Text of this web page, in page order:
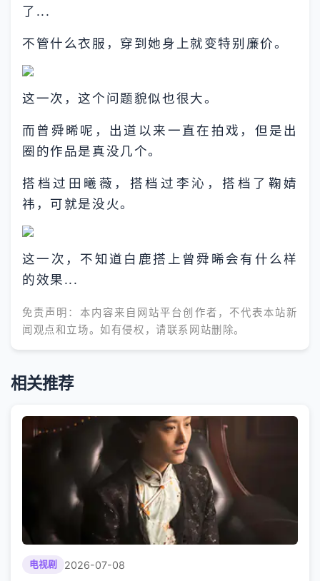
了...
不管什么衣服，穿到她身上就变特别廉价。
这一次，这个问题貌似也很大。
而曾舜晞呢，出道以来一直在拍戏，但是出
圈的作品是真没几个。
搭档过田曦薇，搭档过李沁，搭档了鞠婧
祎，可就是没火。
这一次，不知道白鹿搭上曾舜晞会有什么样
的效果...
免责声明：本内容来自网站平台创作者，不代表本站新
闻观点和立场。如有侵权，请联系网站删除。
相关推荐
电视剧 2026-07-08